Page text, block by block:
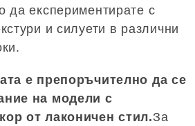
да експериментирате с
и силуети в различни
е препоръчително да се
на модели с
от лаконичен стил.За